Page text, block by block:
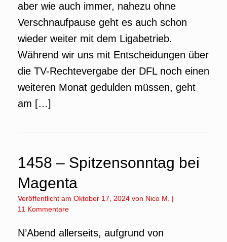
aber wie auch immer, nahezu ohne
Verschnaufpause geht es auch schon
wieder weiter mit dem Ligabetrieb.
Während wir uns mit Entscheidungen über
die TV-Rechtevergabe der DFL noch einen
weiteren Monat gedulden müssen, geht
am […]
1458 – Spitzensonntag bei
Magenta
Veröffentlicht am Oktober 17, 2024 von Nico M.
|
11 Kommentare
N’Abend allerseits, aufgrund von